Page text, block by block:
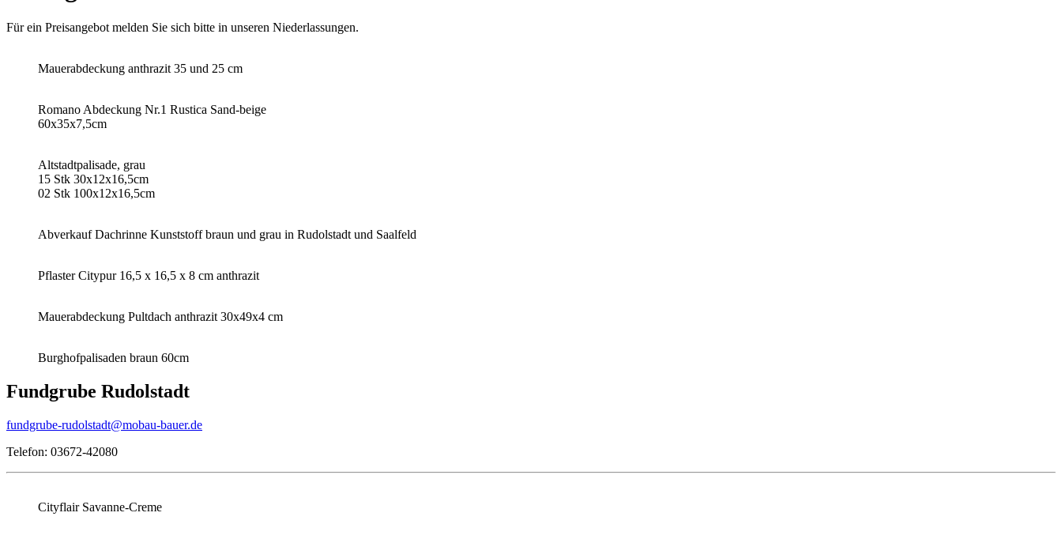
Für ein Preisangebot melden Sie sich bitte in unseren Niederlassungen.
Mauerabdeckung anthrazit 35 und 25 cm
Romano Abdeckung Nr.1 Rustica Sand-beige
60x35x7,5cm
Altstadtpalisade, grau
15 Stk 30x12x16,5cm
02 Stk 100x12x16,5cm
Abverkauf Dachrinne Kunststoff braun und grau in Rudolstadt und Saalfeld
Pflaster Citypur 16,5 x 16,5 x 8 cm anthrazit
Mauerabdeckung Pultdach anthrazit 30x49x4 cm
Burghofpalisaden braun 60cm
Fundgrube Rudolstadt
fundgrube-rudolstadt@mobau-bauer.de
Telefon: 03672-42080
Cityflair Savanne-Creme